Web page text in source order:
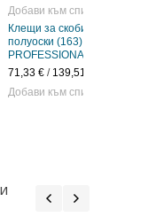
с желания
на карета на
BGS
лв.
с желания